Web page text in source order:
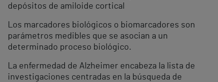
depósitos de amiloide cortical
Los marcadores biológicos o biomarcadores son
parámetros medibles que se asocian a un
determinado proceso biológico.
La enfermedad de Alzheimer encabeza la lista de
investigaciones centradas en la búsqueda de